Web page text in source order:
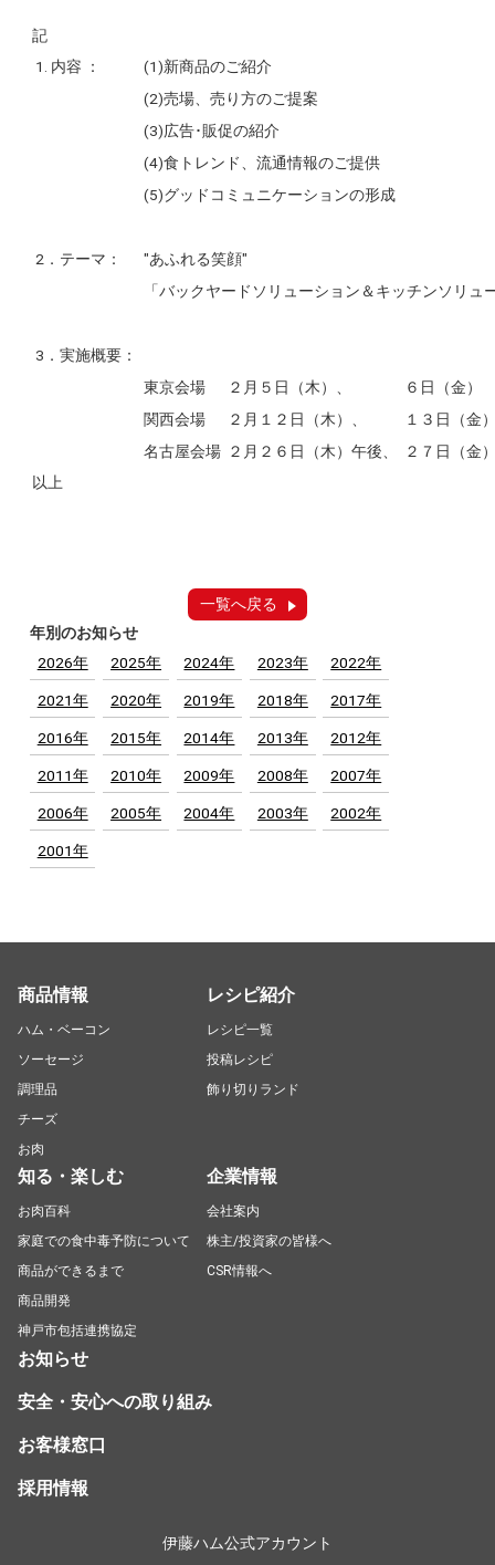
記
1. 内容 ：
(1)新商品のご紹介
(2)売場、売り方のご提案
(3)広告･販促の紹介
(4)食トレンド、流通情報のご提供
(5)グッドコミュニケーションの形成
2．テーマ：
"あふれる笑顔"
「バックヤードソリューション＆キッチンソリュ
3．実施概要：
東京会場
２月５日（木）、
６日（金）
関西会場
２月１２日（木）、
１３日（金
名古屋会場 ２月２６日（木）午後、
２７日（金
以上
一覧へ戻る
年別のお知らせ
2026年
2025年 2024年 2023年 2022年
2021年 2020年 2019年 2018年 2017年
2016年 2015年 2014年 2013年 2012年
2011年 2010年 2009年 2008年 2007年
2006年 2005年 2004年 2003年 2002年
2001年
商品情報
ハム・ベーコン
ソーセージ
調理品
チーズ
お肉
レシピ紹介
レシピ一覧
投稿レシピ
飾り切りランド
知る・楽しむ
お肉百科
家庭での食中毒予防について
商品ができるまで
商品開発
神戸市包括連携協定
企業情報
会社案内
株主/投資家の皆様へ
CSR情報へ
お知らせ
安全・安心への取り組み
お客様窓口
採用情報
伊藤ハム公式アカウント